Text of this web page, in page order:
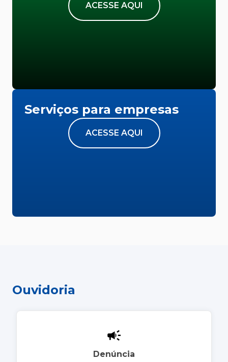
ACESSE AQUI
Serviços para empresas
ACESSE AQUI
Ouvidoria
Denúncia